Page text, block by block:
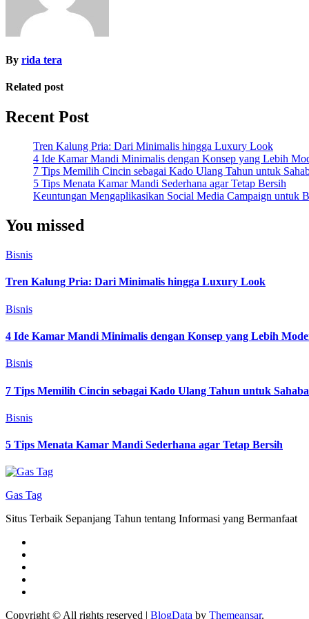
By rida tera
Related post
Recent Post
Tren Kalung Pria: Dari Minimalis hingga Luxury Look
4 Ide Kamar Mandi Minimalis dengan Konsep yang Lebih
7 Tips Memilih Cincin sebagai Kado Ulang Tahun untuk
5 Tips Menata Kamar Mandi Sederhana agar Tetap Bersih
Keuntungan Mengaplikasikan Social Media Campaign untuk
You missed
Bisnis
Tren Kalung Pria: Dari Minimalis hingga Luxury Look
Bisnis
4 Ide Kamar Mandi Minimalis dengan Konsep yang Lebih
Bisnis
7 Tips Memilih Cincin sebagai Kado Ulang Tahun untuk
Bisnis
5 Tips Menata Kamar Mandi Sederhana agar Tetap Bersih
Gas Tag
Situs Terbaik Sepanjang Tahun tentang Informasi yang Bermanfaat
Copyright © All rights reserved | BlogData by Themeansar.